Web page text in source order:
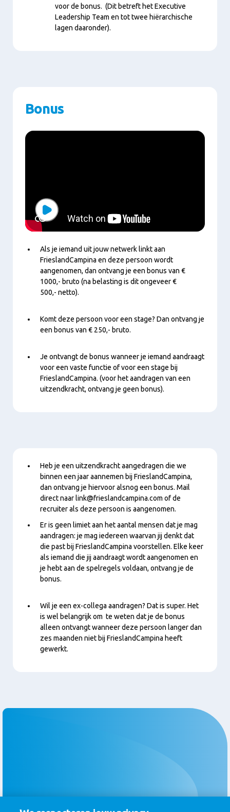
voor de bonus. (Dit betreft het Executive
Leadership Team en tot twee hiërarchische
lagen daaronder).
Bonus
Als je iemand uit jouw netwerk linkt aan
FrieslandCampina en deze persoon wordt
aangenomen, dan ontvang je een bonus van €
1000,- bruto (na belasting is dit ongeveer €
500,- netto).
Komt deze persoon voor een stage? Dan ontvang je
een bonus van € 250,- bruto.
Je ontvangt de bonus wanneer je iemand aandraagt
voor een vaste functie of voor een stage bij
FrieslandCampina. (voor het aandragen van een
uitzendkracht, ontvang je geen bonus).
InhoudHeb je een uitzendkracht aangedragen die we
binnen een jaar aannemen bij FrieslandCampina,
dan ontvang je hiervoor alsnog een bonus. Mail
direct naar link@frieslandcampina.com of de
recruiter als deze persoon is aangenomen.
Er is geen limiet aan het aantal mensen dat je mag
aandragen: je mag iedereen waarvan jij denkt dat
die past bij FrieslandCampina voorstellen. Elke keer
als iemand die jij aandraagt wordt aangenomen en
je hebt aan de spelregels voldaan, ontvang je de
bonus.
Wil je een ex-collega aandragen? Dat is super. Het
is wel belangrijk om te weten dat je de bonus
alleen ontvangt wanneer deze persoon langer dan
zes maanden niet bij FrieslandCampina heeft
gewerkt.